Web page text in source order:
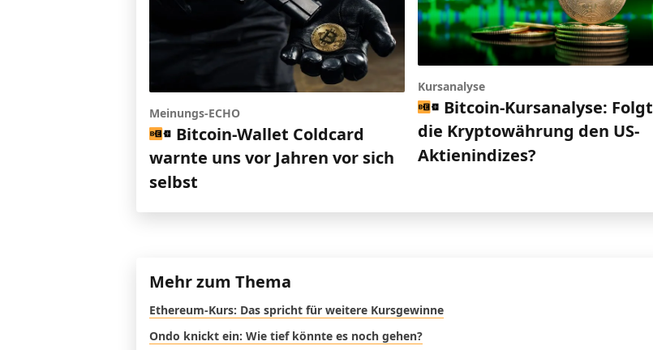
Meinungs-ECHO
Bitcoin-Wallet Coldcard
warnte uns vor Jahren vor sich
selbst
Kursanalyse
Bitcoin-Kursanalyse: Folgt
die Kryptowährung den US-
Aktienindizes?
Mehr zum Thema
Ethereum-Kurs: Das spricht für weitere Kursgewinne
Ondo knickt ein: Wie tief könnte es noch gehen?